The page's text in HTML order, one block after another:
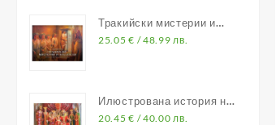
Тракийски мистерии и
владетели
25.05€ / 48.99 лв.
Илюстрована история на
Средновековна България
20.45€ / 40.00 лв.